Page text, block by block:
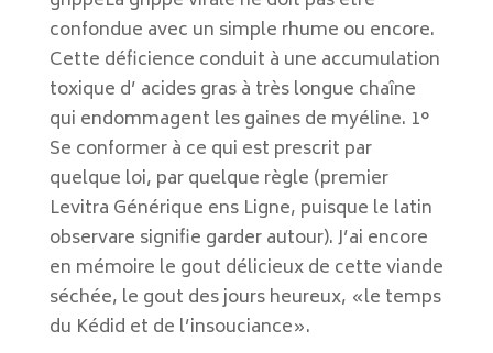
confondue avec un simple rhume ou encore.
Cette déficience conduit à une accumulation
toxique d’ acides gras à très longue chaîne
qui endommagent les gaines de myéline. 1°
Se conformer à ce qui est prescrit par
quelque loi, par quelque règle (premier
Levitra Générique ens Ligne, puisque le latin
observare signifie garder autour). J’ai encore
en mémoire le gout délicieux de cette viande
séchée, le gout des jours heureux, «le temps
du Kédid et de l’insouciance».